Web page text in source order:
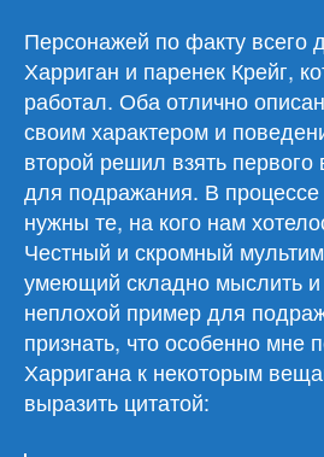
Персонажей по факту всего
Харриган и паренек Крейг,
работал. Оба отлично
своим характером и
второй решил взять первого
для подражания. В
нужны те, на кого нам
Честный и скромный
умеющий складно мыслить
неплохой пример для
признать, что особенно мне
Харригана к некоторым
выразить цитатой: